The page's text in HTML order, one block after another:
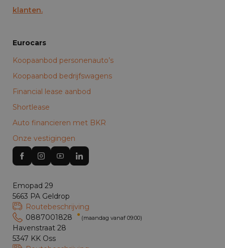
klanten.
Eurocars
Koopaanbod personenauto’s
Koopaanbod bedrijfswagens
Financial lease aanbod
Shortlease
Auto financieren met BKR
Onze vestigingen
Emopad 29
5663 PA Geldrop
Routebeschrijving
0887001828
(maandag vanaf 09:00)
Havenstraat 28
5347 KK Oss